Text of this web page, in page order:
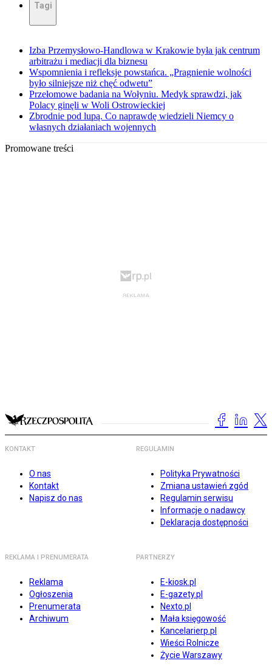
Tagi
Izba Przemysłowo-Handlowa w Krakowie była jak centrum
arbitrażu i mediacji dla biznesu
Wspomnienia i refleksje powstańca. „Pragnienie wolności
było silniejsze niż chęć odwetu”
Przełomowe badania na Wołyniu. Medyk sprawdzi, jak
Polacy ginęli w Woli Ostrowieckiej
Zbrodnie pod lupą. Co naprawdę wiedzieli Niemcy o
własnych działaniach wojennych
Promowane treści
KONTAKT
O nas
Kontakt
Napisz do nas
REGULAMIN
Polityka Prywatności
Zmiana ustawień zgód
Regulamin serwisu
Informacje o nadawcy
Deklaracja dostępności
REKLAMA I PRENUMERATA
Reklama
Ogłoszenia
Prenumerata
Archiwum
PARTNERZY
E-kiosk.pl
E-gazety.pl
Nexto.pl
Mała księgowość
Kancelarierp.pl
Wieści Rolnicze
Życie Warszawy